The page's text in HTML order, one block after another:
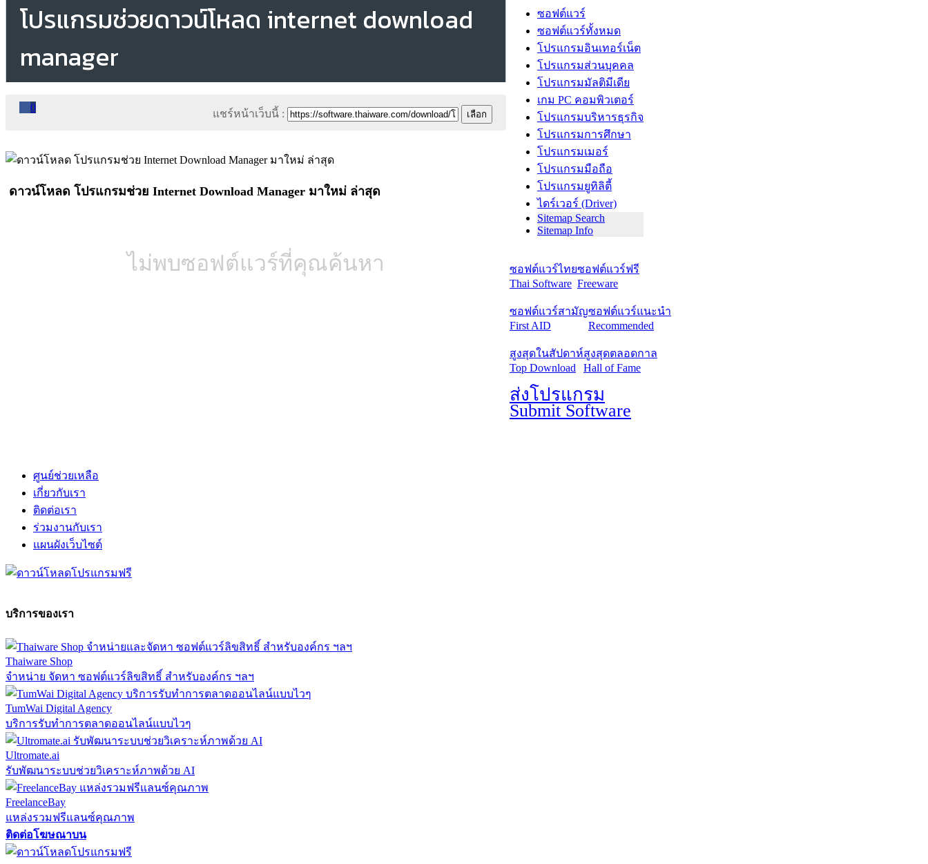
โปรแกรมช่วยดาวน์โหลด internet download
manager
0
แชร์หน้าเว็บนี้ :
ดาวน์โหลด โปรแกรมช่วย Internet Download Manager มาใหม่ ล่าสุด
ไม่พบซอฟต์แวร์ที่คุณค้นหา
ซอฟต์แวร์
ซอฟต์แวร์ทั้งหมด
โปรแกรมอินเทอร์เน็ต
โปรแกรมส่วนบุคคล
โปรแกรมมัลติมีเดีย
เกม PC คอมพิวเตอร์
โปรแกรมบริหารธุรกิจ
โปรแกรมการศึกษา
โปรแกรมเมอร์
โปรแกรมมือถือ
โปรแกรมยูทิลิตี้
ไดร์เวอร์ (Driver)
Sitemap Search
Sitemap Info
ซอฟต์แวร์ไทย
Thai Software
ซอฟต์แวร์ฟรี
Freeware
ซอฟต์แวร์สามัญ
First AID
ซอฟต์แวร์แนะนำ
Recommended
สูงสุดในสัปดาห์
Top Download
สูงสุดตลอดกาล
Hall of Fame
ส่งโปรแกรม
Submit Software
ศูนย์ช่วยเหลือ
เกี่ยวกับเรา
ติดต่อเรา
ร่วมงานกับเรา
แผนผังเว็บไซต์
บริการของเรา
Thaiware Shop
จำหน่าย จัดหา ซอฟต์แวร์ลิขสิทธิ์ สำหรับองค์กร ฯลฯ
TumWai Digital Agency
บริการรับทำการตลาดออนไลน์แบบไวๆ
Ultromate.ai
รับพัฒนาระบบช่วยวิเคราะห์ภาพด้วย AI
FreelanceBay
แหล่งรวมฟรีแลนซ์คุณภาพ
ติดต่อโฆษณาบน